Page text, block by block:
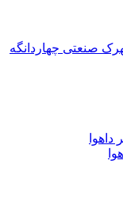
صنعتی چهاردانگه